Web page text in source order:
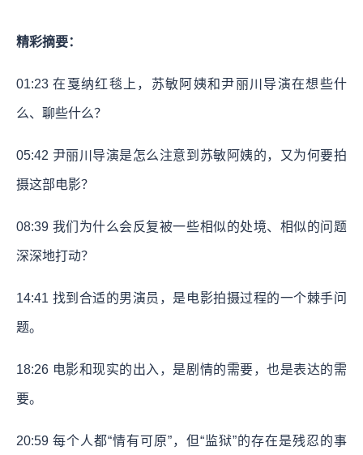
精彩摘要：
01:23 在戛纳红毯上，苏敏阿姨和尹丽川导演在想些什
么、聊些什么？
05:42 尹丽川导演是怎么注意到苏敏阿姨的，又为何要拍
摄这部电影？
08:39 我们为什么会反复被一些相似的处境、相似的问题
深深地打动？
14:41 找到合适的男演员，是电影拍摄过程的一个棘手问
题。
18:26 电影和现实的出入，是剧情的需要，也是表达的需
要。
20:59 每个人都“情有可原”，但“监狱”的存在是残忍的事